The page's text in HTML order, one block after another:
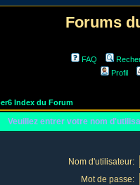
Forums
FAQ
Profil
Index du Forum
Veuillez entrer votre nom
Nom d'utilisateur:
Mot de passe: